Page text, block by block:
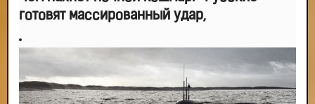
готовят массированный удар,